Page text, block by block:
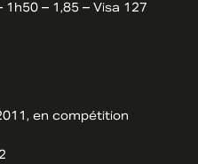
1h50 – 1,85 – Visa 127
en compétition